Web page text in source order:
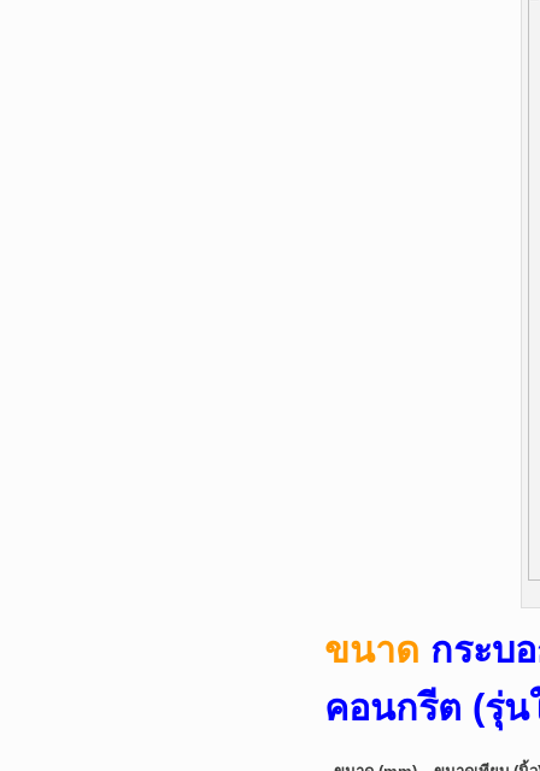
ขนาด กระบ
คอนกรีต (รุ่น